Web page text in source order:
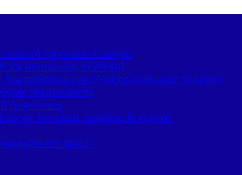
παρέα στο Carnayo
ακτοπλοϊκή σύνδεση!
(Videos)ξεσήκωσε το κοινό!
θερμοκρασίες
8 Αυγούστου
με λοστάρια, μαχαίρια & σφυριά
δεν αρκεί»